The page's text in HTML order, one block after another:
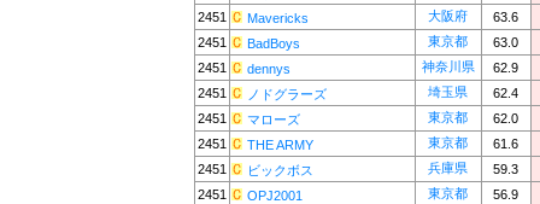
2451
Mavericks 大阪府
63.6
2451
BadBoys 東京都
63.0
2451
dennys 神奈川県
62.9
2451
ノドグラーズ 埼玉県
62.4
2451
マローズ 東京都
62.0
2451
THE ARMY 東京都
61.6
2451
ビックボス 兵庫県
59.3
2451
OPJ2001 東京都
56.9